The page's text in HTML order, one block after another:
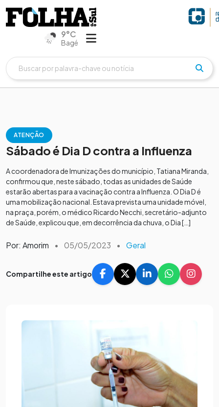
9°C
Bagé
ATENÇÃO
Sábado é Dia D contra a Influenza
A coordenadora de Imunizações do município, Tatiana Miranda,
confirmou que, neste sábado, todas as unidades de Saúde
estarão abertas para a vacinação contra a Influenza. O Dia D é
uma mobilização nacional. Estava prevista uma unidade móvel,
na praça, porém, o médico Ricardo Necchi, secretário-adjunto
de Saúde, explicou que, em decorrência da chuva, o Dia […]
Por: Amorim • 05/05/2023 • Geral
Compartilhe este artigo